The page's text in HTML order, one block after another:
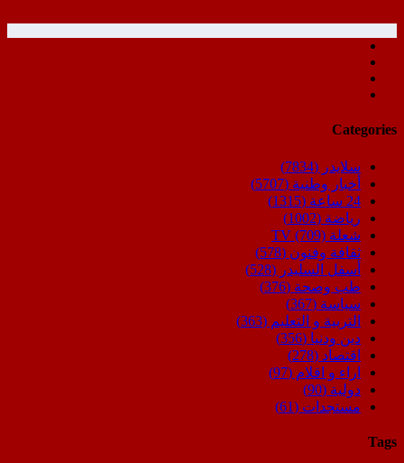
Categories
سلايدر (7834)
أخبار وطنية (5707)
24 ساعة
(1315)
رياضة (1002)
شعلة TV (709)
ثقافة وفنون (578)
أسفل السليدر (528)
طب وصحة (376)
سياسة (367)
التربية و التعليم (363)
دين ودنيا (356)
اقتصاد (278)
اراء و اقلام (97)
دولية (90)
مستجدات (61)
Tags